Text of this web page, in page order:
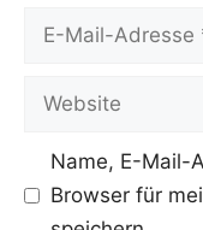
Adresse
Website
Name, E-Mail-
Browser für